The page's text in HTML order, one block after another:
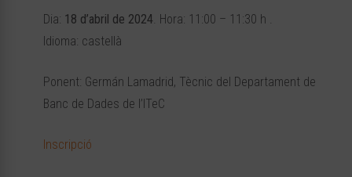
Dia: 18 d’abril de 2024. Hora: 11:00 – 11:30 h .
Idioma: castellà
Ponent: Germán Lamadrid, Tècnic del Departament de
Banc de Dades de l’ITeC
Inscripció